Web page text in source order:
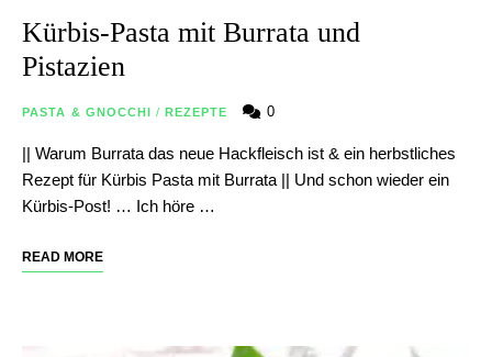
Kürbis-Pasta mit Burrata und
Pistazien
PASTA & GNOCCHI / REZEPTE 0
|| Warum Burrata das neue Hackfleisch ist & ein herbstliches
Rezept für Kürbis Pasta mit Burrata || Und schon wieder ein
Kürbis-Post! … Ich höre …
READ MORE